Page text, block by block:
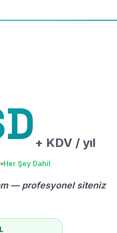
+ KDV / yıl
Her Şey Dahil
— profesyonel siteniz